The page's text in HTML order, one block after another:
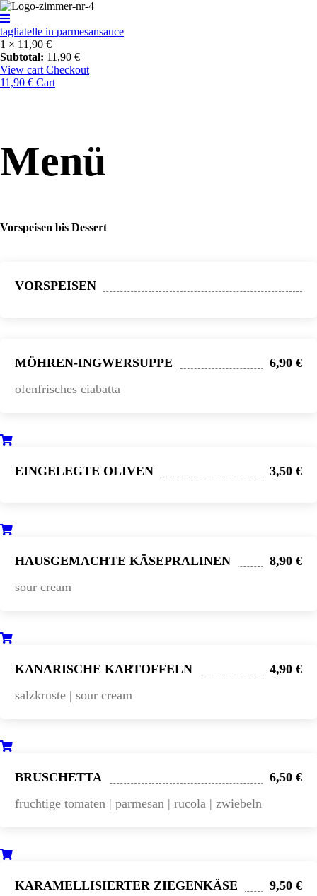
tagliatelle in parmesansauce
1 × 11,90 €
Subtotal: 11,90 €
View cart Checkout
11,90 € Cart
Menü
Vorspeisen bis Dessert
VORSPEISEN
MÖHREN-INGWERSUPPE
6,90 €
ofenfrisches ciabatta
EINGELEGTE OLIVEN 3,50 €
HAUSGEMACHTE KÄSEPRALINEN
8,90 €
sour cream
KANARISCHE KARTOFFELN
4,90 €
salzkruste | sour cream
BRUSCHETTA
6,50 €
fruchtige tomaten | parmesan | rucola | zwiebeln
KARAMELLISIERTER ZIEGENKÄSE
9,50 €